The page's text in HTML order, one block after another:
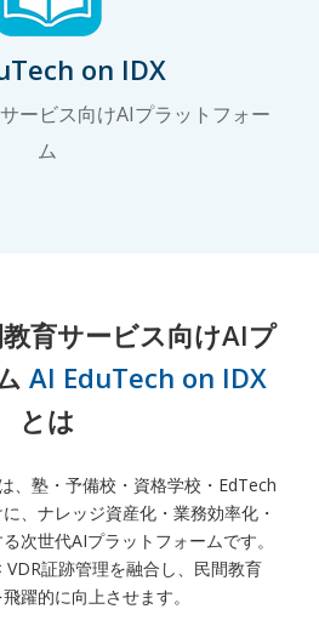
on IDX
ービス向けAIプラットフォー
ム
育サービス向けAIプ
AI EduTech on IDX
とは
、塾・予備校・資格学校・EdTech
、ナレッジ資産化・業務効率化・
次世代AIプラットフォームです。
証跡管理を融合し、民間教育
躍的に向上させます。